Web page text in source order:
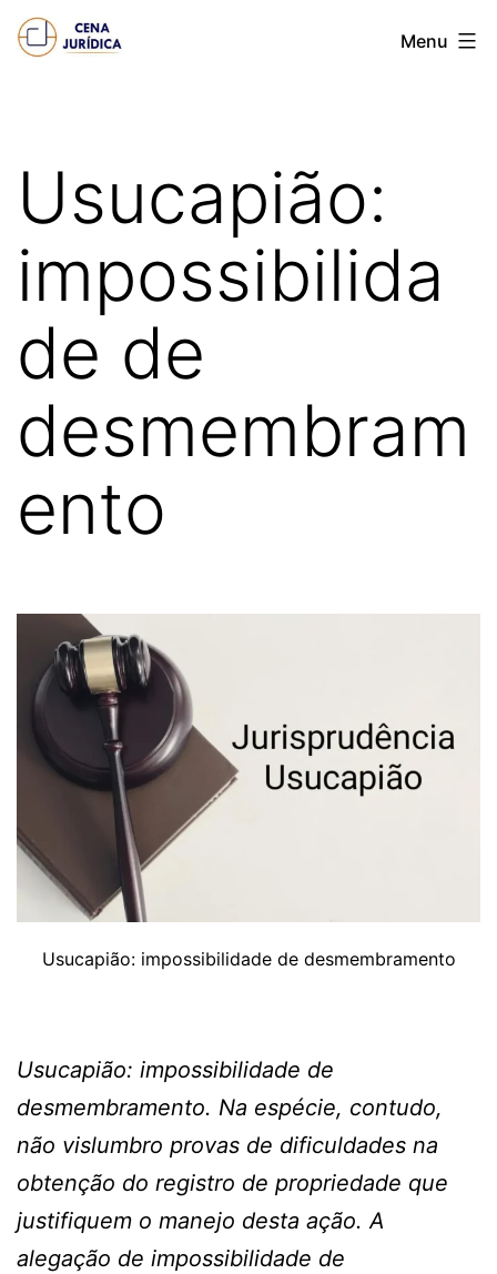
Pular
para
Cena
Menu
Usucapião:
impossibilida
de de
desmembram
ento
Usucapião: impossibilidade de desmembramento
Usucapião: impossibilidade de
desmembramento. Na espécie, contudo,
não vislumbro provas de dificuldades na
obtenção do registro de propriedade que
justifiquem o manejo desta ação. A
alegação de impossibilidade de